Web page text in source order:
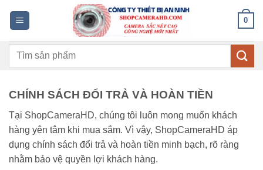
dung
0
Tìm
CHÍNH SÁCH ĐỔI TRẢ VÀ HOÀN TIỀN
Tại ShopCameraHD, chúng tôi luôn mong muốn khách
hàng yên tâm khi mua sắm. Vì vậy, ShopCameraHD áp
dụng chính sách đổi trả và hoàn tiền minh bạch, rõ ràng
nhằm bảo vệ quyền lợi khách hàng.